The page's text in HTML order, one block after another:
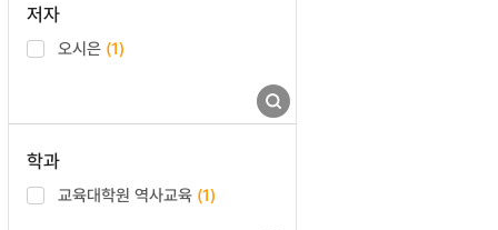
저자
오시은 (1)
학과
교육대학원 역사교육 (1)